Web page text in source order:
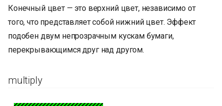
Конечный цвет — это верхний цвет, независимо от
того, что представляет собой нижний цвет. Эффект
подобен двум непрозрачным кускам бумаги,
перекрывающимся друг над другом.
multiply